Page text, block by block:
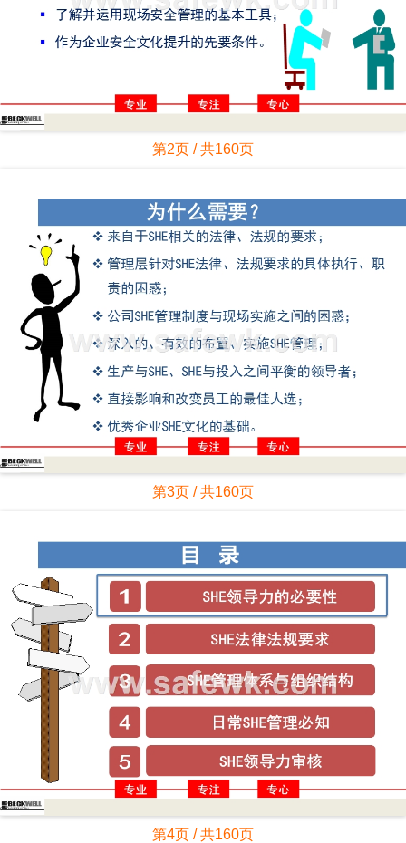
第2页 / 共160页
第3页 / 共160页
第4页 / 共160页